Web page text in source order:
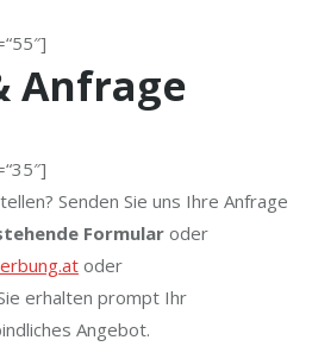
Anfrage
Senden Sie uns Ihre Anfrage
Formular oder
oder
erhalten prompt Ihr
Angebot.